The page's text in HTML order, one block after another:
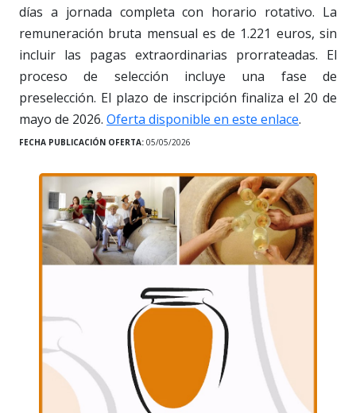
días a jornada completa con horario rotativo. La
remuneración bruta mensual es de 1.221 euros, sin
incluir las pagas extraordinarias prorrateadas. El
proceso de selección incluye una fase de
preselección. El plazo de inscripción finaliza el 20 de
mayo de 2026. Oferta disponible en este enlace.
FECHA PUBLICACIÓN OFERTA: 05/05/2026